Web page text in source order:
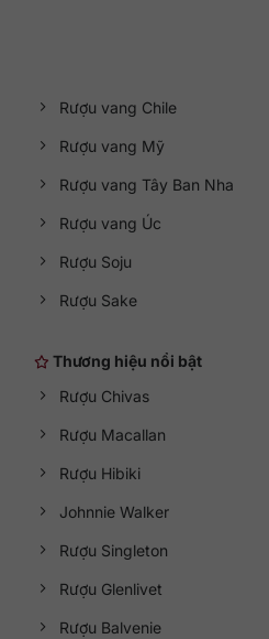
Rượu vang Chile
Rượu vang Mỹ
Rượu vang Tây Ban Nha
Rượu vang Úc
Rượu Soju
Rượu Sake
Thương hiệu nổi bật
Rượu Chivas
Rượu Macallan
Rượu Hibiki
Johnnie Walker
Rượu Singleton
Rượu Glenlivet
Rượu Balvenie